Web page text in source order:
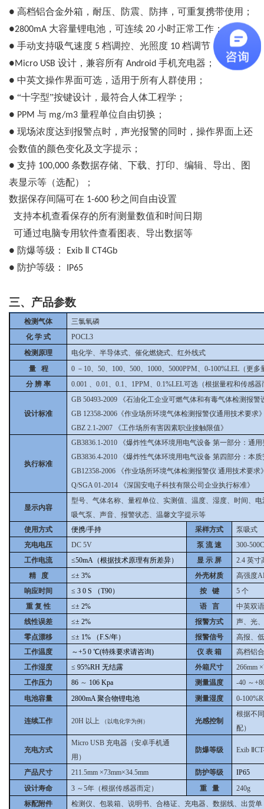
● 高档铝合金外箱，耐压、防震、防摔，可重复携带使用；
●2800mA 大容量锂电池，可连续 20 小时正常工作；
● 手动支持吸气速度 5 档调控、光照度 10 档调节；
●Micro USB 设计，兼容所有 Android 手机充电器；
● 中英文操作界面可选，适用于所有人群使用；
● “十字型”按键设计，最符合人体工程学；
● PPM 与 mg/m3 量程单位自由切换；
● 现场浓度达到报警点时，声光报警的同时，操作界面上还
会数值的颜色变化及文字提示；
● 支持 100,000 条数据存储、下载、打印、编辑、导出、图
表显示等（选配）；
数据保存间隔可在 1-600 秒之间自由设置
支持本机查看保存的所有测量数值和时间日期
可通过电脑专用软件查看图表、导出数据等
● 防爆等级： Exib
CT4Gb
● 防护等级： IP65
三、产品参数
检测气体
三氯氧磷
化 学 式
POCL3
检测原理
电化学、半导体式、催化燃烧式、红外线式
量 程
0 －10、50、100、500、1000、5000PPM、0-100%LEL（更
分 辨 率
0.001 、0.01、0.1、1PPM、0.1%LEL可选（根据量程和传感器
设计标准
GB 50493-2009
《石油化工企业可燃气体和有毒气体检测报警
GB 12358-2006《作业场所环境气体检测报警仪通用技术要求
GBZ 2.1-2007
《工作场所有害因素职业接触限值》
执行标准
GB3836.1-2010
《爆炸性气体环境用电气设备 第一部分：通
GB3836.4-2010
《爆炸性气体环境用电气设备 第四部分：本质
GB12358-2006
《作业场所环境气体检测报警仪 通用技术要求
Q/SGA 01-2014
《深国安电子科技有限公司企业执行标准》
显示内容
型号、气体名称、量程单位、实测值、温度、湿度、时间、
吸气泵、声音、报警状态、温馨文字提示等
使用方式
便携/手持 采样方式
泵吸式
充电电压
DC 5V 泵 流 速
300-
工作电流
≤50mA（根据技术原理有所差异） 显 示 屏 2.4 英寸
精 度
≤± 3% 外壳材质
高强度
响应时间
≤ 3 0 S （T90） 按 键 5 个
重 复 性
≤± 2% 语 言
中英双
线性误差
≤± 2% 报警方式
声、光
零点漂移
≤± 1% （F.S/年） 报警信号
高报、
工作温度
～+5 0 ℃(特殊要求请咨询) 仪 表 箱
高档铝
工作湿度
≤ 95%RH 无结露 外箱尺寸 266mm
工作压力
86 ～ 106 Kpa 测量温度 -40 ～
电池容量
2800mA 聚合物锂电池 测量湿度 0-
连续工作 20H 以上 （以电化学为例） 光感控制
根据不
配）
充电方式
Micro USB 充电器（安卓手机通
用）
防爆等级 Exib
产品尺寸 211.5mm ×73mm×34.5mm 防护等级
IP65
设计寿命
3 ～5年（根据传感器而定） 重 量
240g
标配附件
检测仪、包装箱、说明书、合格证、充电器、数据线、出货单